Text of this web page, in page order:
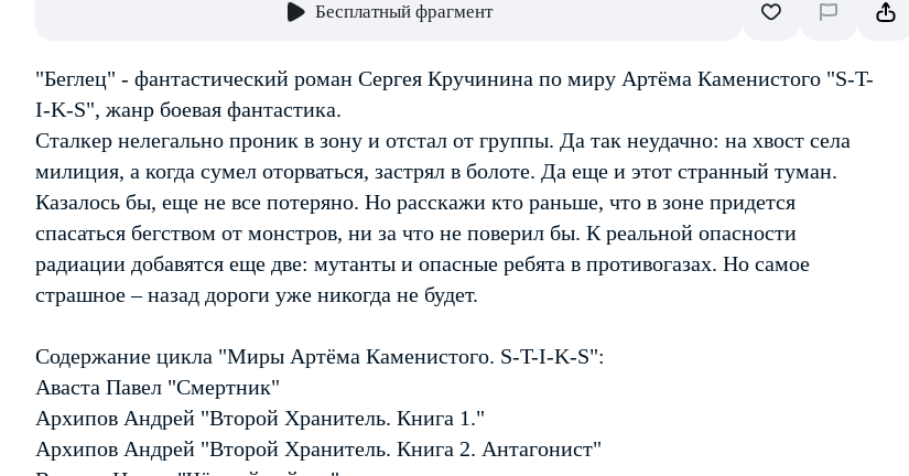
Бесплатный фрагмент
"Беглец" - фантастический роман Сергея Кручинина по миру Артёма Каменистого "S-T-
I-K-S", жанр боевая фантастика.
Сталкер нелегально проник в зону и отстал от группы. Да так неудачно: на хвост села
милиция, а когда сумел оторваться, застрял в болоте. Да еще и этот странный туман.
Казалось бы, еще не все потеряно. Но расскажи кто раньше, что в зоне придется
спасаться бегством от монстров, ни за что не поверил бы. К реальной опасности
радиации добавятся еще две: мутанты и опасные ребята в противогазах. Но самое
страшное – назад дороги уже никогда не будет.
Содержание цикла "Миры Артёма Каменистого. S-T-I-K-S":
Аваста Павел "Смертник"
Архипов Андрей "Второй Хранитель. Книга 1."
Архипов Андрей "Второй Хранитель. Книга 2. Антагонист"